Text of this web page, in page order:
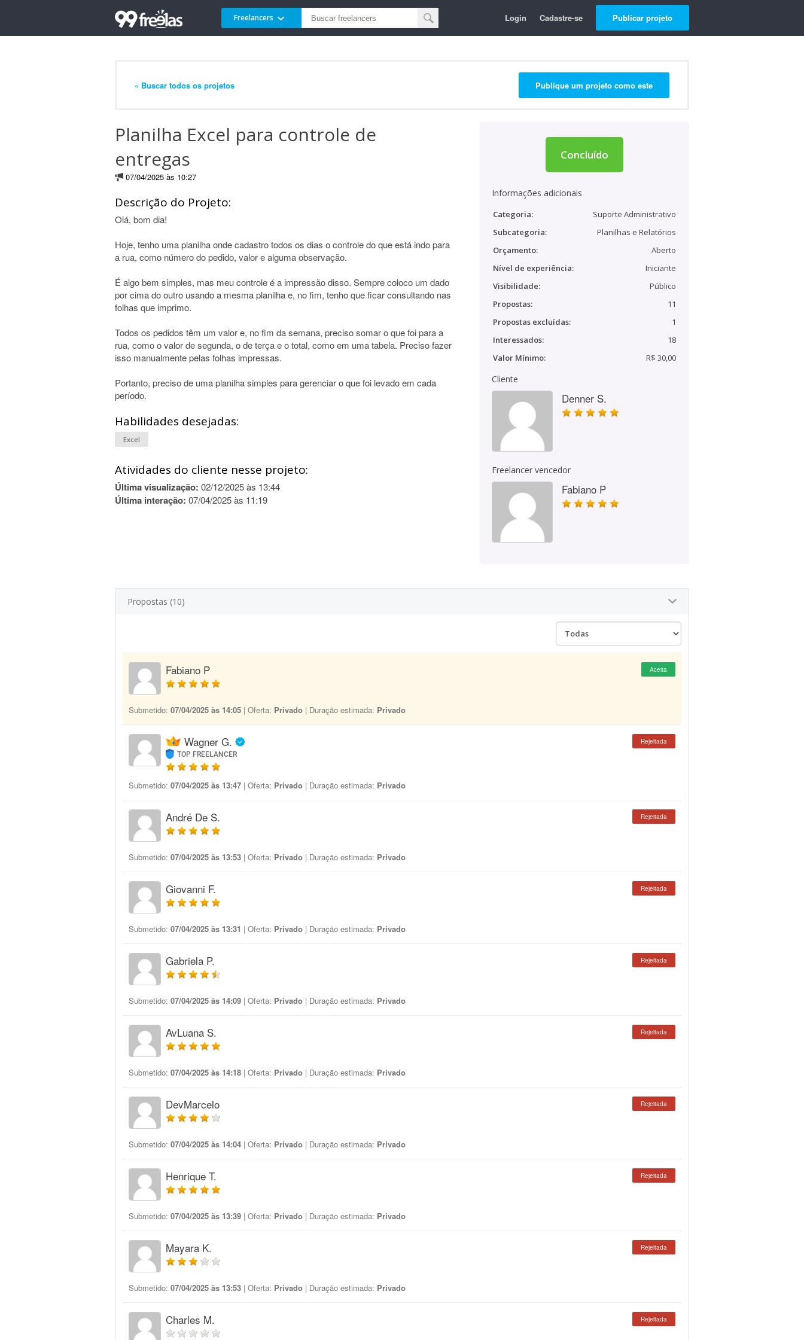
Freelancers Login Cadastre-se Publicar projeto
« Buscar todos os projetos Publique um projeto como este
Planilha Excel para controle de
entregas
07/04/2025 às 10:27
Descrição do Projeto:
Olá, bom dia!
Hoje, tenho uma planilha onde cadastro todos os dias o controle do que está indo para
a rua, como número do pedido, valor e alguma observação.
É algo bem simples, mas meu controle é a impressão disso. Sempre coloco um dado
por cima do outro usando a mesma planilha e, no fim, tenho que ficar consultando nas
folhas que imprimo.
Todos os pedidos têm um valor e, no fim da semana, preciso somar o que foi para a
rua, como o valor de segunda, o de terça e o total, como em uma tabela. Preciso fazer
isso manualmente pelas folhas impressas.
Portanto, preciso de uma planilha simples para gerenciar o que foi levado em cada
período.
Habilidades desejadas:
Excel
Atividades do cliente nesse projeto:
Última visualização: 02/12/2025 às 13:44
Última interação: 07/04/2025 às 11:19
Concluído
Informações adicionais
Categoria:
Suporte Administrativo
Subcategoria:
Planilhas e Relatórios
Orçamento:
Aberto
Nível de experiência:
Iniciante
Visibilidade:
Público
Propostas:
11
Propostas excluídas:
1
Interessados:
18
Valor Mínimo:
R$ 30,00
Cliente
Denner S.
Freelancer vencedor
Fabiano P
Propostas (10)
Fabiano P Aceita
Submetido: 07/04/2025 às 14:05 | Oferta: Privado | Duração estimada: Privado
Wagner G.
TOP FREELANCER
Rejeitada
Submetido: 07/04/2025 às 13:47 | Oferta: Privado | Duração estimada: Privado
André De S. Rejeitada
Submetido: 07/04/2025 às 13:53 | Oferta: Privado | Duração estimada: Privado
Giovanni F. Rejeitada
Submetido: 07/04/2025 às 13:31 | Oferta: Privado | Duração estimada: Privado
Gabriela P. Rejeitada
Submetido: 07/04/2025 às 14:09 | Oferta: Privado | Duração estimada: Privado
AvLuana S. Rejeitada
Submetido: 07/04/2025 às 14:18 | Oferta: Privado | Duração estimada: Privado
DevMarcelo Rejeitada
Submetido: 07/04/2025 às 14:04 | Oferta: Privado | Duração estimada: Privado
Henrique T. Rejeitada
Submetido: 07/04/2025 às 13:39 | Oferta: Privado | Duração estimada: Privado
Mayara K. Rejeitada
Submetido: 07/04/2025 às 13:53 | Oferta: Privado | Duração estimada: Privado
Charles M. Rejeitada